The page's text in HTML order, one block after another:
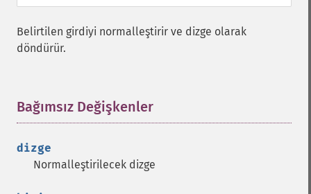
Belirtilen girdiyi normalleştirir ve dizge olarak
döndürür.
Bağımsız Değişkenler
dizge
Normalleştirilecek dizge